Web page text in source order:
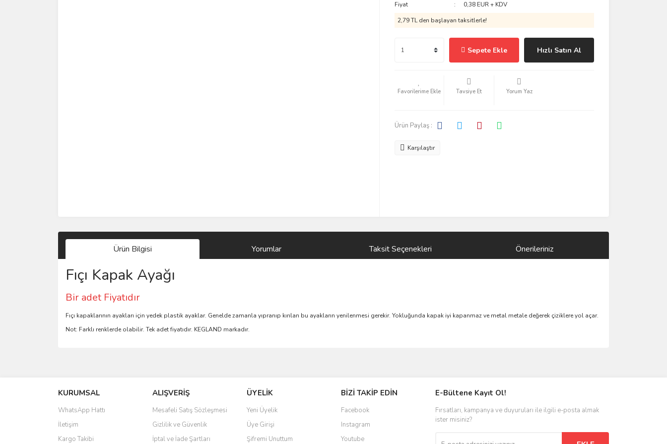
Fiyat
0,38 EUR + KDV
2,79 TL den başlayan taksitlerle!
Sepete Ekle Hızlı Satın Al
Tavsiye Et Yorum Yaz
Ürün Paylaş :
Karşılaştır
Ürün Bilgisi Yorumlar Taksit Seçenekleri Önerileriniz
Fıçı Kapak Ayağı
Bir adet Fiyatıdır
Fıçı kapaklarının ayakları için yedek plastik ayaklar. Genelde zamanla yıpranıp kırılan bu ayakların yenilenmesi gerekir. Yokluğunda kapak iyi kapanmaz ve metal metale değerek çiziklere yol açar.
Not: Farklı renklerde olabilir. Tek adet fiyatıdır. KEGLAND markadır.
Ürün resmi kalitesiz, bozuk veya görüntülenemiyor.
Ürün açıklamasında eksik bilgiler bulunuyor.
Ürün bilgilerinde hatalar bulunuyor.
Ürün fiyatı diğer sitelerden daha pahalı.
KURUMSAL
WhatsApp Hattı
İletişim
Kargo Takibi
ALIŞVERİŞ
Mesafeli Satış Sözleşmesi
Gizlilik ve Güvenlik
İptal ve İade Şartları
ÜYELİK
Yeni Üyelik
Üye Girişi
Şifremi Unuttum
BİZİ TAKİP EDİN
Facebook
Instagram
Youtube
E-Bültene Kayıt Ol!
Fırsatları, kampanya ve duyuruları ile ilgili e-posta almak
ister misiniz?